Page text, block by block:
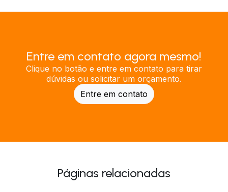
Entre em contato agora mesmo!
Clique no botão e entre em contato para tirar
dúvidas ou solicitar um orçamento.
Entre em contato
Páginas relacionadas